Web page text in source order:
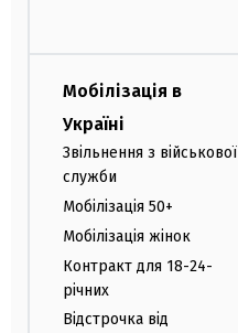
Мобілізація в
Україні
Звільнення з військової
служби
Мобілізація 50+
Мобілізація жінок
Контракт для 18-24-
річних
Відстрочка від